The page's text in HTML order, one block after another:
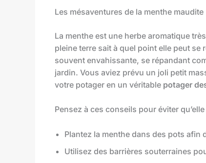
Les mésaventures de la menthe maudite
La menthe est une herbe aromatique
pleine terre sait à quel point elle peut se
souvent envahissante, se répandant
jardin. Vous aviez prévu un joli petit
votre potager en un véritable potager
Pensez à ces conseils pour éviter
Plantez la menthe dans des pots afin
Utilisez des barrières souterraines